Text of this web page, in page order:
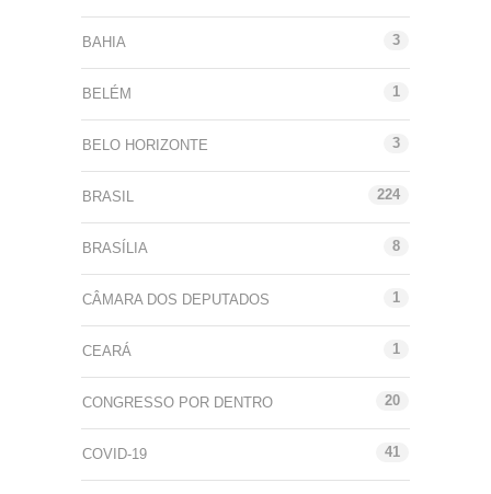
BAHIA 3
BELÉM 1
BELO HORIZONTE 3
BRASIL 224
BRASÍLIA 8
CÂMARA DOS DEPUTADOS 1
CEARÁ 1
CONGRESSO POR DENTRO 20
COVID-19 41